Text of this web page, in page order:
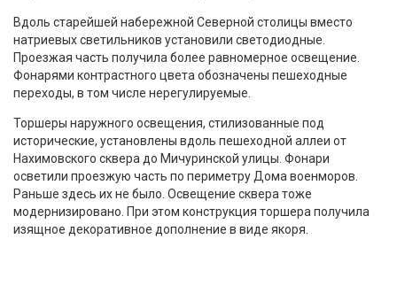
Вдоль старейшей набережной Северной столицы вместо
натриевых светильников установили светодиодные.
Проезжая часть получила более равномерное освещение.
Фонарями контрастного цвета обозначены пешеходные
переходы, в том числе нерегулируемые.
Торшеры наружного освещения, стилизованные под
исторические, установлены вдоль пешеходной аллеи от
Нахимовского сквера до Мичуринской улицы. Фонари
осветили проезжую часть по периметру Дома военморов.
Раньше здесь их не было. Освещение сквера тоже
модернизировано. При этом конструкция торшера получила
изящное декоративное дополнение в виде якоря.